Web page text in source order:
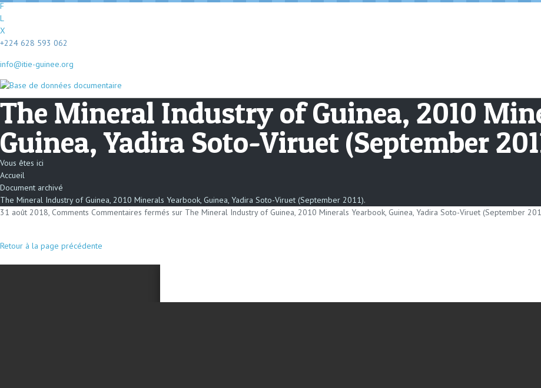
F
L
X
+224 628 593 062
info@itie-guinee.org
The Mineral Industry of Guinea, 2010
Guinea, Yadira Soto-Viruet (September
Vous êtes ici
Accueil
Document archivé
The Mineral Industry of Guinea, 2010 Minerals Yearbook, Guinea, Yadira Soto-Viruet (September 2011).
31 août 2018, Comments Commentaires fermés sur The Mineral Industry of Guinea, 2010 Minerals Yearbook, Guinea, Yadira Soto-Viruet (September
Retour à la page précédente